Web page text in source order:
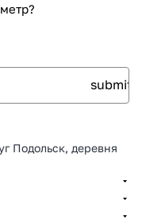
Подольск, деревня